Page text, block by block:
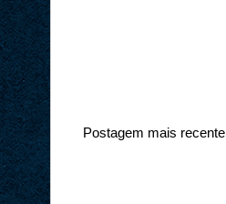
Postagem mais recente